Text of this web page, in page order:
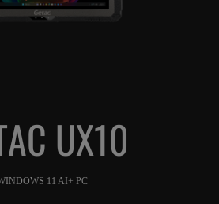
UX10
11 AI+ PC